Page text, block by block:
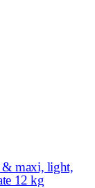
maxi, light,
12 kg